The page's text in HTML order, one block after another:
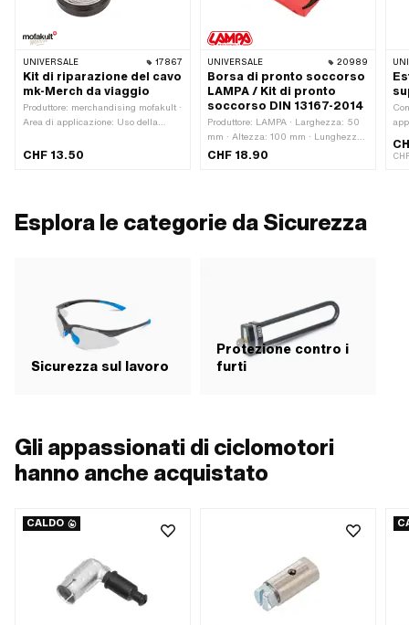
UNIVERSALE 17867
Kit di riparazione del cavo
mk-Merch da viaggio
Produttore: merchandising mofakult ·
Area di applicazione: Uso della
Superficie: anodizzato · Numero di
CHF 13.50
UNIVERSALE 20989
Borsa di pronto soccorso
LAMPA / Kit di pronto
soccorso DIN 13167-2014
Produttore: LAMPA · Larghezza: 50
mm · Altezza: 100 mm · Lunghezza
totale: 150 mm
CHF 18.90
Esplora le categorie da Sicurezza
Sicurezza sul lavoro
Protezione contro i
furti
Gli appassionati di ciclomotori
hanno anche acquistato
CALDO